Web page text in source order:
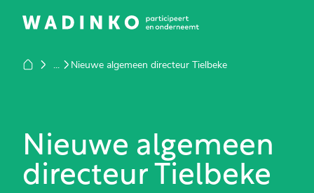
... Nieuwe algemeen directeur Tielbeke
Nieuwe algemeen
directeur Tielbeke